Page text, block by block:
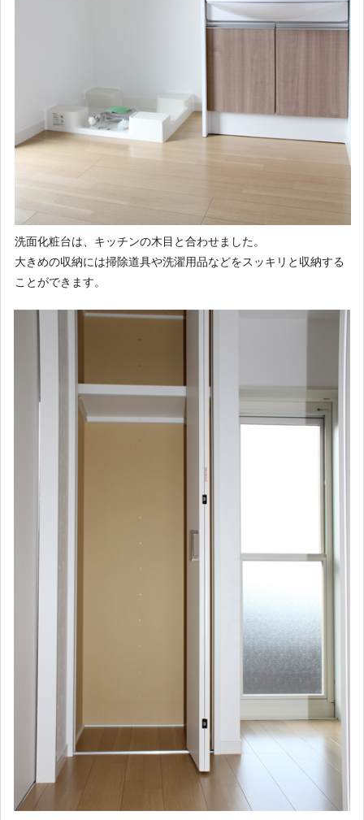
洗面化粧台は、キッチンの木目と合わせました。
大きめの収納には掃除道具や洗濯用品などをスッキリと収納する
ことができます。